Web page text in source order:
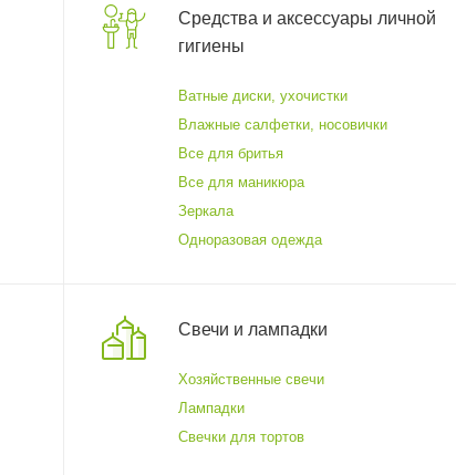
Средства и аксессуары личной
гигиены
Ватные диски, ухочистки
Влажные салфетки, носовички
Все для бритья
Все для маникюра
Зеркала
Одноразовая одежда
Свечи и лампадки
Хозяйственные свечи
Лампадки
Свечки для тортов